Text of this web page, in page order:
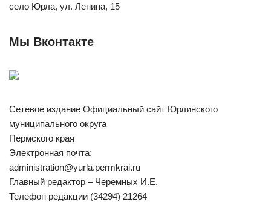
село Юрла, ул. Ленина, 15
Мы Вконтакте
Сетевое издание Официальный сайт Юрлинского
муниципального округа
Пермского края
Электронная почта:
administration@yurla.permkrai.ru
Главный редактор – Черемных И.Е.
Телефон редакции (34294) 21264